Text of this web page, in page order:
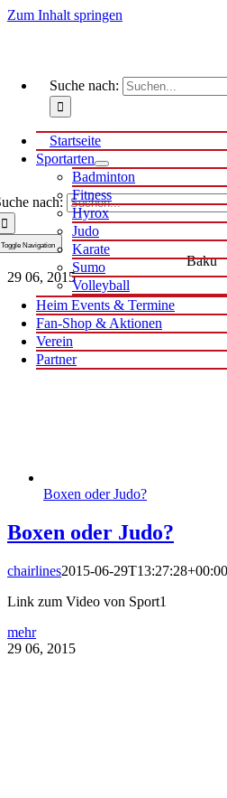
Zum Inhalt springen
nach:
Toggle Navigation
Startseite
Sportarten
Badminton
Fitness
Hyrox
Judo
Karate
Sumo
Volleyball
Heim Events & Termine
Fan-Shop & Aktionen
Verein
Partner
Suche nach:
Baku
29 06, 2015
Boxen oder Judo?
Boxen oder Judo?
chairlines2015-06-29T13:27:28+00:00
Link zum Video von Sport1
mehr
29 06, 2015